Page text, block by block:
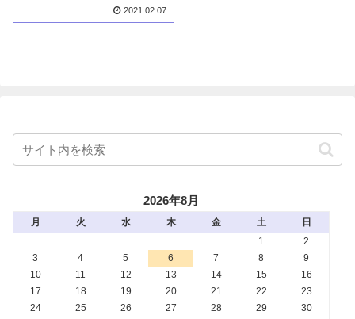
2021.02.07
2026年8月
月 火 水 木 金 土
日
1
2
3
4 5 6 7 8
9
10
11 12 13 14 15
16
17
18 19 20 21 22
23
24
25 26 27 28 29 30